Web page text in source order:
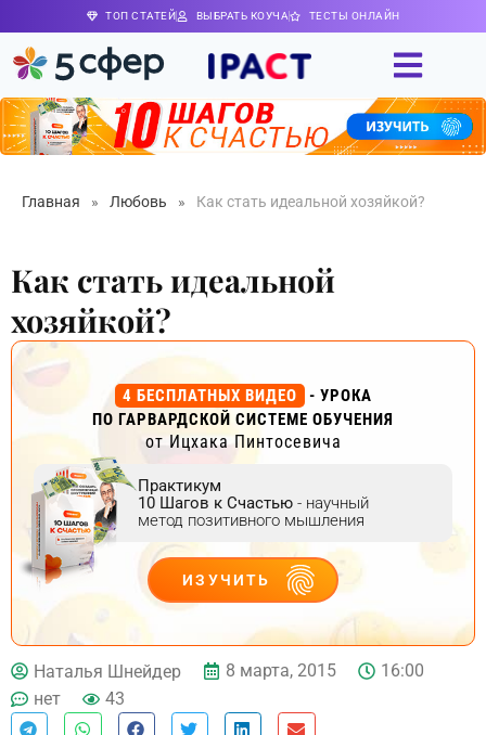
ТОП СТАТЕЙ ВЫБРАТЬ КОУЧА ТЕСТЫ ОНЛАЙН
Главная » Любовь » Как стать идеальной хозяйкой?
Как стать идеальной
хозяйкой?
4 БЕСПЛАТНЫХ ВИДЕО
- УРОКА
ПО ГАРВАРДСКОЙ СИСТЕМЕ ОБУЧЕНИЯ
от Ицхака Пинтосевича
Практикум
10 Шагов к Счастью - научный
метод позитивного мышления
ИЗУЧИТЬ
ДЕЙСТВУЙ
Наталья Шнейдер 8 марта, 2015
16:00
нет
43